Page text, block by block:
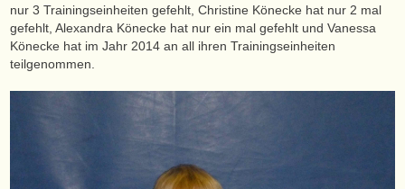
nur 3 Trainingseinheiten gefehlt, Christine Könecke hat nur 2 mal
gefehlt, Alexandra Könecke hat nur ein mal gefehlt und Vanessa
Könecke hat im Jahr 2014 an all ihren Trainingseinheiten
teilgenommen.